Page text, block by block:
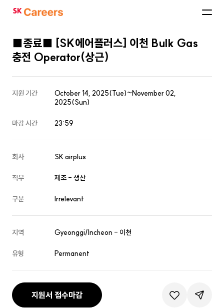
SK
■종료■ [SK에어플러스] 이천 Bulk Gas
충전 Operator(상근)
지원 기간
October 14, 2025(Tue)~November 02,
2025(Sun)
마감 시간 23:59
회사 SK airplus
직무 제조 - 생산
구분 Irrelevant
지역 Gyeonggi/Incheon - 이천
유형 Permanent
지원서 접수마감 관심공고등록
공유하